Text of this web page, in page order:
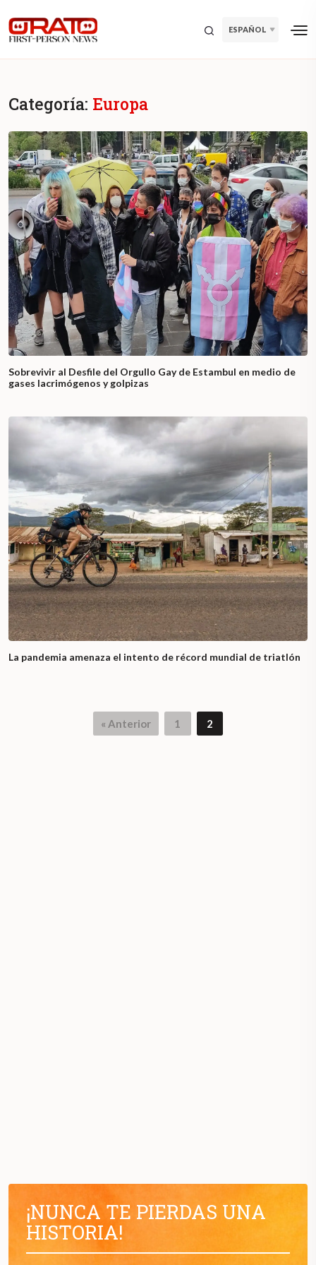
ESPAÑOL
Categoría: Europa
Sobrevivir al Desfile del Orgullo Gay de Estambul en medio de
gases lacrimógenos y golpizas
La pandemia amenaza el intento de récord mundial de triatlón
« Anterior
Page
1
Page
2
¡NUNCA TE PIERDAS UNA
HISTORIA!